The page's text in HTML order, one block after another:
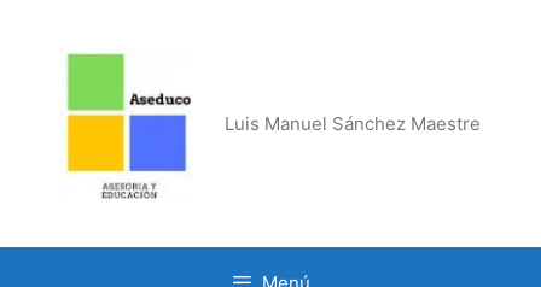
Luis Manuel Sánchez Maestre